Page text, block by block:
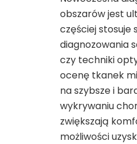
obszarów jest
częściej stosuje
diagnozowania
czy techniki
ocenę tkanek
na szybsze i
wykrywaniu
zwiększają
możliwości